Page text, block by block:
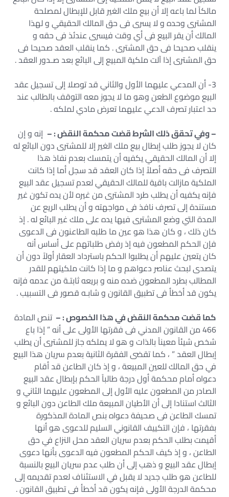
مالكاً لما باعه إلا أن بيع ملك الغير قابل للإبطال لمصلحة
المشترى وحده و لا يسرى فى حق المالك الحقيقي و لهذا
المالك أن يقر البيع فى أي وقت فيسرى عندئذ فى حقه و
ينقلب صحيحا فى حق المشترى . كما ينقلب العقد صحيحا فى
حق المشترى إذا آلت ملكية المبيع إلى البائع بعد صـدور العقد .
3- أن المدعي عليهما الأول والثاني قد توصلا إلى تسجيل عقد
البيع موضوع الطعن وهو ما لا يجوز معه التوقف بالطالب عند
حد اعتبار تصرف الدعي عليهما تعرض مادي لملكه .
– وفي تحقق ذلك الشرط قضت محكمة النقض : – إنه و إن
كان لا يجوز طلب إبطال بيع ملك الغير إلا للمشترى دون البائع له
إلا أن المالك الحقيقي يكفيه أن يتمسك بعدم نفاذ هذا
التصرف فى حقه أصلاً إذا كان العقد قد سجل أما إذا كانت
الملكية مازالت باقية للمالك الحقيقي لعدم تسجيل عقد البيع
فإنه يكفيه أن يطلب طرد المشترى من غيره لأن يده تكون غير
مستندة إلى تصرف نافذ فى مواجهته و أن يطلب الريع عن
المدة التي وضع المشترى فيها يده على ملك غير البائع له . إذ
كان ذلك ، و كان هذا هو عين ما طلبه الطاعنون فى الدعوى
فإن الحكم المطعون فيه إذ رفض طلباتهم على أساس أنه
كان يتعين عليهم أن يطلبوا الحكم باسترداد العقار أولاً دون أن
يتصدى لبحث عناصر دعواهم و ما إذا كانت ملكيتهم للقدر
المطالب بطرد المطعون ضده منه و بريعه ثابتـة من عدمه فإنه
يكون قد أخطأ فى تطبيق القانون و شابـه قصور فى التسبيب .
كما قضت محكمة النقض في هذا الخصوص : – تنص المادة
466 من القانون المدني فى فقرتها الأولى على أنه ” إذا باع
شخص شيئاً معيناً بالذات و هو لا يملكه جاز للمشترى أن يطلب
إبطال العقد ” ، كما تقضى الفقرة الثانية بعدم سريان هذا البيع
في حق المالك للعين المبيعة ، و إذ كان الطاعن قد أقام
دعواه أمام محكمة أول درجة طالباً الحكم بإبطال عقد البيع
الصادر من المطعون عليه الأول إلى المطعون عليهما الثاني و
الثالث استنادا إلى أن الأطيان المبيعة ملك الطاعن دون البائع و
تمسك الطاعن فى صحيفة دعواه بنص المادة المذكورة
بفقرتها ، فإن التكييف القانوني السليم للدعوى هو أنها
أقيمت بطلب الحكم بعدم سريان العقد محل النزاع في حق
الطاعن ، و إذ كيف الحكم المطعون فيه الدعوى بأنها دعوى
إبطال عقد البيع و ذهب إلى أن طلب عدم سريان البيع بالنسبة
للطاعن هو طلب جديد لا يقبل في الاستئناف لعدم تقديمه إلى
محكمة الدرجة الأولى فإنه يكون قد أخطأ فى تطبيق القانون .